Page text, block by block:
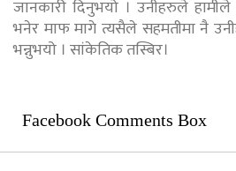
जानकारी दिनुभयो । उनीहरुले हामीले
भनेर माफ मागे त्यसैले सहमतीमा नै
भन्नुभयो । सांकेतिक तस्बिर।
Facebook Comments Box